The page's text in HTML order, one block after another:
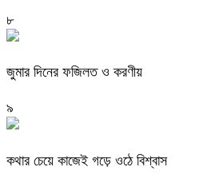
৮
জুমার দিনের ফজিলত ও করণীয়
৯
কথার চেয়ে কাজেই গড়ে ওঠে বিশ্বাস